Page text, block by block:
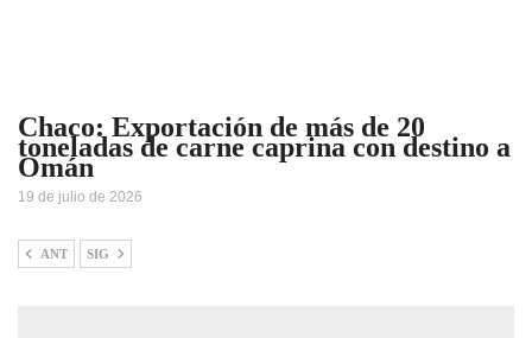
Chaco: Exportación de más de 20
toneladas de carne caprina con destino a
Omán
19 de julio de 2026
ANT SIG